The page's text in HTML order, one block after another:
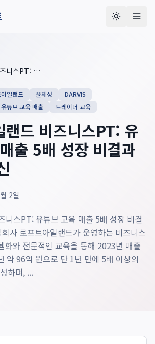
로프트아일랜드 비즈니스PT: 유튜브 교육 매출 5배 성장 비결과 시스템 혁신
일랜드 윤채성
DARVIS
유튜브 교육 매출 트레이너 교육
랜드 비즈니스PT: 유
출 5배 성장 비결과
2일
니스PT: 유튜브 교육 매출 5배 성장 비결
사 로프트아일랜드가 운영하는 비즈니스
화와 전문적인 교육을 통해 2023년 매출
약 96억 원으로 단 1년 만에 5배 이상의
하며, ...